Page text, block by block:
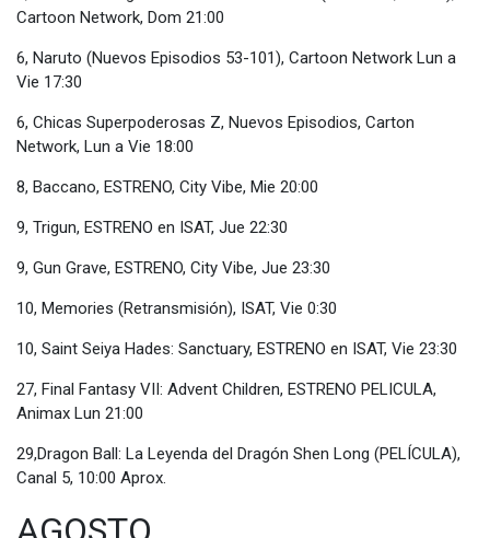
Cartoon Network, Dom 21:00
6, Naruto (Nuevos Episodios 53-101), Cartoon Network Lun a
Vie 17:30
6, Chicas Superpoderosas Z, Nuevos Episodios, Carton
Network, Lun a Vie 18:00
8, Baccano, ESTRENO, City Vibe, Mie 20:00
9, Trigun, ESTRENO en ISAT, Jue 22:30
9, Gun Grave, ESTRENO, City Vibe, Jue 23:30
10, Memories (Retransmisión), ISAT, Vie 0:30
10, Saint Seiya Hades: Sanctuary, ESTRENO en ISAT, Vie 23:30
27, Final Fantasy VII: Advent Children, ESTRENO PELICULA,
Animax Lun 21:00
29,Dragon Ball: La Leyenda del Dragón Shen Long (PELÍCULA),
Canal 5, 10:00 Aprox.